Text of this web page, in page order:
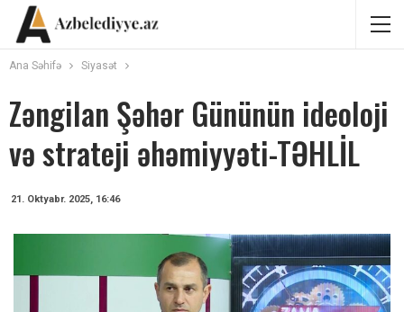
Ana Səhifə Siyasət
Zəngilan Şəhər Gününün ideoloji
və strateji əhəmiyyəti-TƏHLİL
21. Oktyabr. 2025, 16:46